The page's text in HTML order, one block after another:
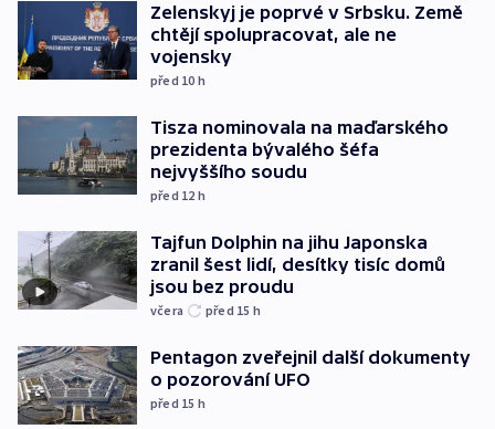
Zelenskyj je poprvé v Srbsku. Země
chtějí spolupracovat, ale ne
vojensky
před 10 h
Tisza nominovala na maďarského
prezidenta bývalého šéfa
nejvyššího soudu
před 12 h
Tajfun Dolphin na jihu Japonska
zranil šest lidí, desítky tisíc domů
jsou bez proudu
včera před 15 h
Pentagon zveřejnil další dokumenty
o pozorování UFO
před 15 h